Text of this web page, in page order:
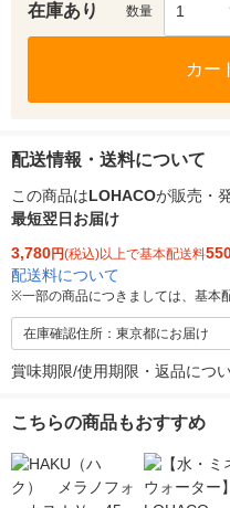
在庫あり 数量 1
カー
配送情報・送料について
この商品はLOHACOが販売・
最短翌日お届け
3,780円(税込)以上で基本配送料
配送料について
※一部の商品につきましては、基本
在庫確認住所：東京都にお届け
賞味期限/使用期限・返品につ
こちらの商品もおすすめ